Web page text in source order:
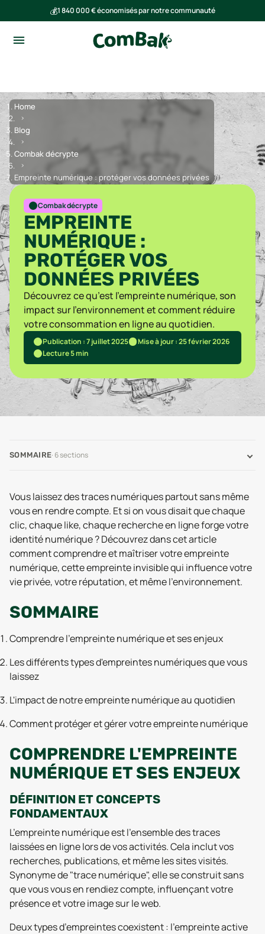
💰1 840 000 € économisés par notre communauté
Home
Blog
Combak décrypte
Empreinte numérique : protéger vos données privées
Combak décrypte
EMPREINTE
NUMÉRIQUE :
PROTÉGER VOS
DONNÉES PRIVÉES
Découvrez ce qu’est l’empreinte numérique, son
impact sur l’environnement et comment réduire
votre consommation en ligne au quotidien.
Publication : 7 juillet 2025
Mise à jour : 25 février 2026
Lecture 5 min
SOMMAIRE· 6sections
Vous laissez des traces numériques partout sans même
vous en rendre compte. Et si on vous disait que chaque
clic, chaque like, chaque recherche en ligne forge votre
identité numérique ? Découvrez dans cet article
comment comprendre et maîtriser votre empreinte
numérique, cette empreinte invisible qui influence votre
vie privée, votre réputation, et même l'environnement.
SOMMAIRE
Comprendre l'empreinte numérique et ses enjeux
Les différents types d'empreintes numériques que vous
laissez
L'impact de notre empreinte numérique au quotidien
Comment protéger et gérer votre empreinte numérique
COMPRENDRE L'EMPREINTE
NUMÉRIQUE ET SES ENJEUX
DÉFINITION ET CONCEPTS
FONDAMENTAUX
L’empreinte numérique est l’ensemble des traces
laissées en ligne lors de vos activités. Cela inclut vos
recherches, publications, et même les sites visités.
Synonyme de "trace numérique", elle se construit sans
que vous vous en rendiez compte, influençant votre
présence et votre image sur le web.
Deux types d’empreintes coexistent : l’empreinte active